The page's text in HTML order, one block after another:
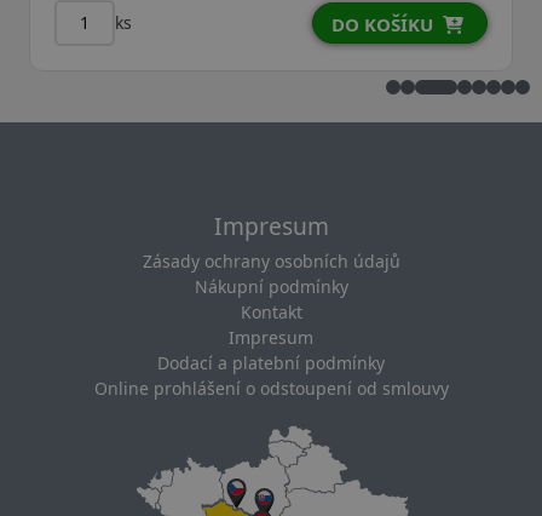
ks DO KOŠÍKU
Impresum
Zásady ochrany osobních údajů
Nákupní podmínky
Kontakt
Impresum
Dodací a platební podmínky
Online prohlášení o odstoupení od smlouvy